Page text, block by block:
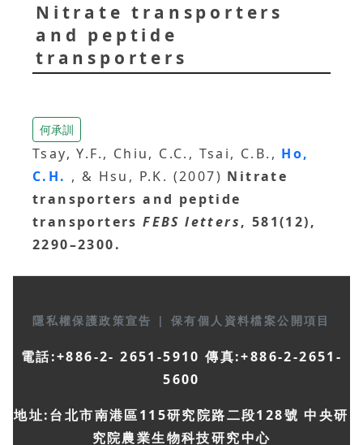
Nitrate transporters
and peptide
transporters
何承訓
Tsay, Y.F., Chiu, C.C., Tsai, C.B., Ho,
C.H. , & Hsu, P.K. (2007) Nitrate
transporters and peptide
transportersFEBS letters, 581(12),
2290–2300.
隱私權保護政策宣告 | 保有個人資料檔案公開項目
電話:+886-2- 2651-5910 傳真:+886-2-2651-
5600
地址:台北市南港區115研究院路二段128號 中央研
究院農業生物科技研究中心